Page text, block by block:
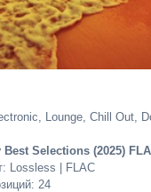
Lounge, Chill Out,
Best Selections (2025)
Lossless | FLAC
24